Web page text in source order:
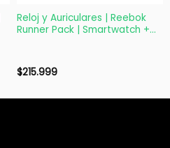
Reloj y Auriculares | Reebok
Runner Pack | Smartwatch +
$215.999